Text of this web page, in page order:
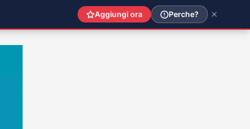
Aggiungi ora Perche?